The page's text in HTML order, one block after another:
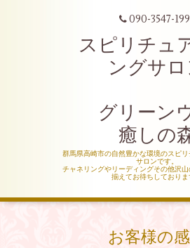
090-3547-
スピリチュア
ングサロ
グリーンウ
癒しの
群馬県高崎市の自然豊かな環境のスピ
サロンです。
チャネリングやリーディングその他沢
揃えてお待ちしておりま
お客様の